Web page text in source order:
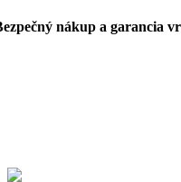
nákup a garancia